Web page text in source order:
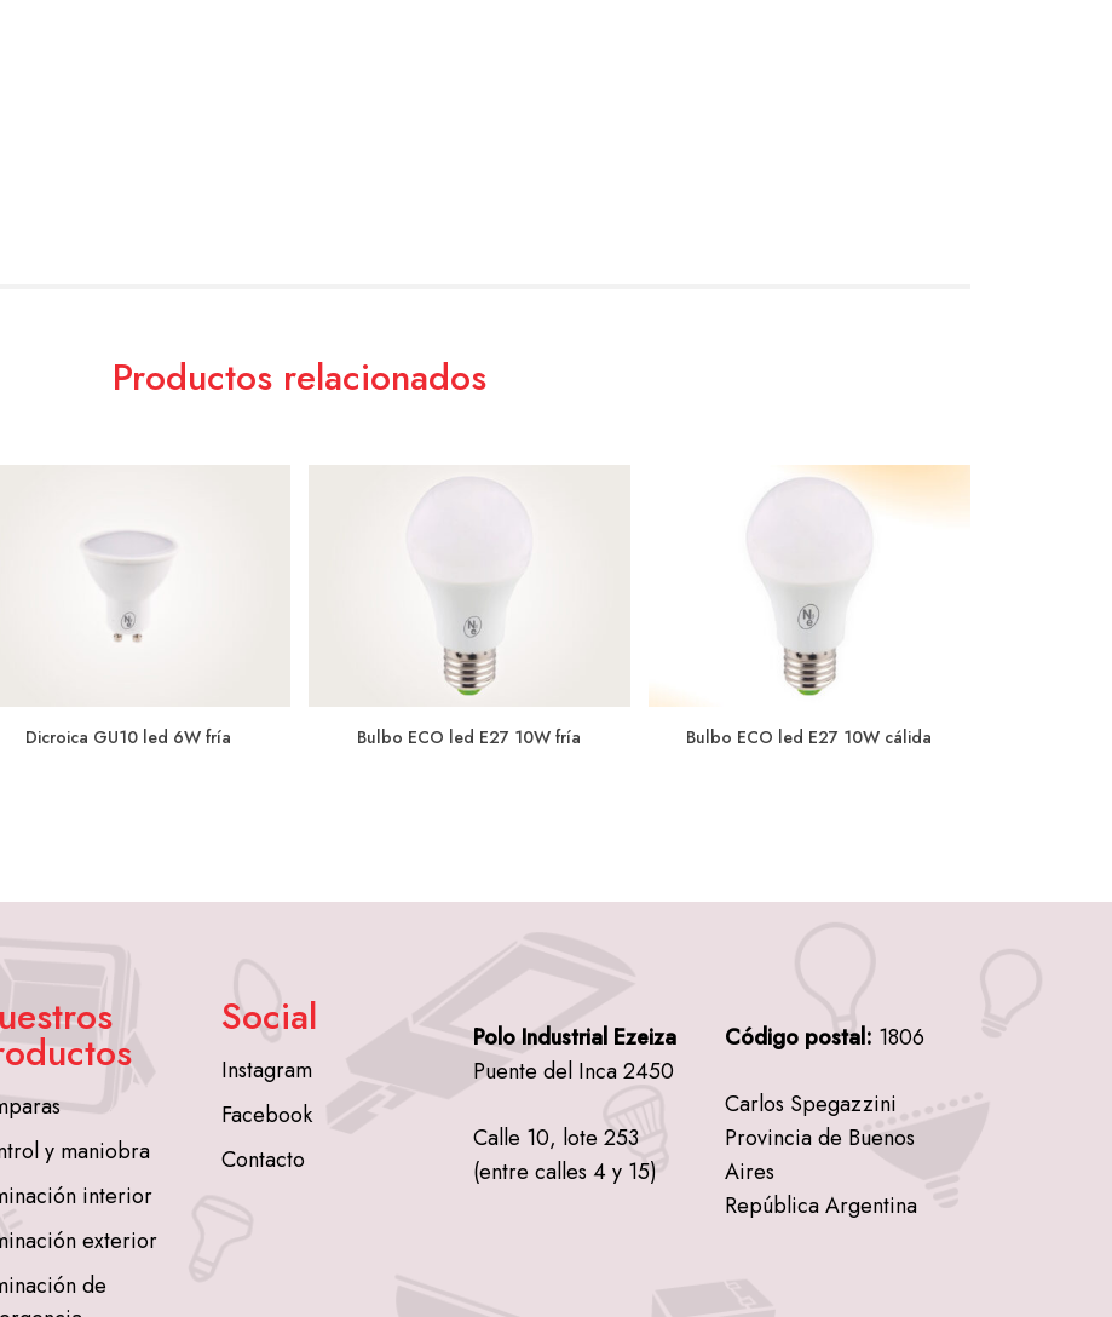
Productos relacionados
Dicroica GU10 led 6W fría Bulbo ECO led E27 10W fría Bulbo ECO led E27 10W cálida
y maniobra
interior
exterior
de
Social
Instagram
Facebook
Contacto
Polo Industrial Ezeiza
Puente del Inca 2450
Calle 10, lote 253
(entre calles 4 y 15)
Código postal: 1806
Carlos Spegazzini
Provincia de Buenos
Aires
República Argentina